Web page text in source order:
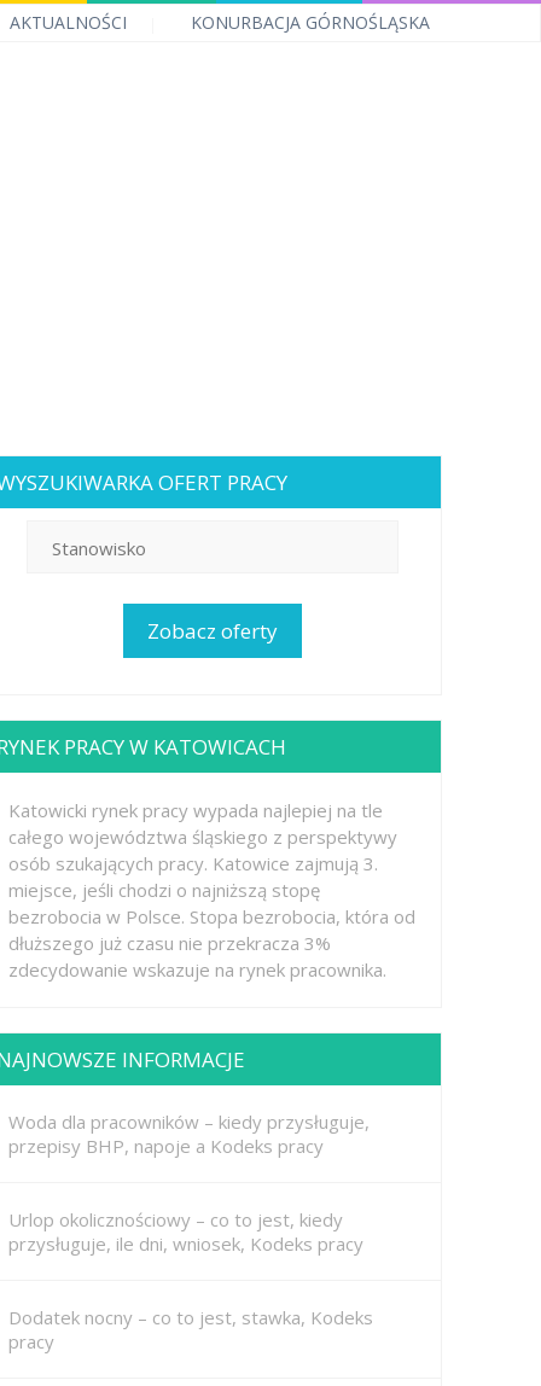
AKTUALNOŚCI KONURBACJA GÓRNOŚLĄSKA
OFERT PRACY
PRACY W KATOWICACH
Katowicki rynek pracy wypada najlepiej na tle
całego województwa śląskiego z perspektywy
osób szukających pracy. Katowice zajmują 3.
miejsce, jeśli chodzi o najniższą stopę
bezrobocia w Polsce. Stopa bezrobocia, która od
dłuższego już czasu nie przekracza 3%
zdecydowanie wskazuje na rynek pracownika.
INFORMACJE
Woda dla pracowników – kiedy przysługuje,
przepisy BHP, napoje a Kodeks pracy
Urlop okolicznościowy – co to jest, kiedy
przysługuje, ile dni, wniosek, Kodeks pracy
Dodatek nocny – co to jest, stawka, Kodeks
pracy